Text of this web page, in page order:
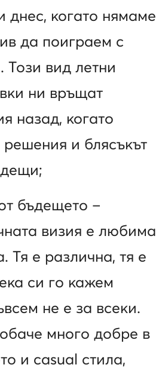
днес, когато нямаме
да поиграем с
Този вид летни
ни връщат
назад, когато
и блясъкът
бъдещето –
визия е любима
Тя е различна, тя е
си го кажем
не е за всеки.
много добре в
и casual стила,